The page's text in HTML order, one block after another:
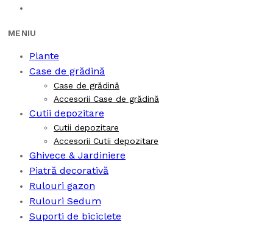
Plante
Case de grădină
Case de grădină
Accesorii Case de grădină
Cutii depozitare
Cutii depozitare
Accesorii Cutii depozitare
Ghivece & Jardiniere
Piatră decorativă
Rulouri gazon
Rulouri Sedum
Suporti de biciclete